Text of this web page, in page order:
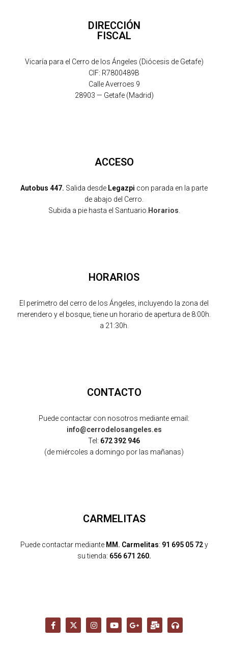
DIRECCIÓN
FISCAL
Vicaría para el Cerro de los Ángeles (Diócesis de Getafe)
CIF: R7800489B
Calle Averroes 9
28903 — Getafe (Madrid)
ACCESO
Autobus 447. Salida desde Legazpi con parada en la parte
de abajo del Cerro.
Subida a pie hasta el Santuario. Horarios
HORARIOS
El perímetro del cerro de los Ángeles, incluyendo la zona del
merendero y el bosque, tiene un horario de apertura de 8:00h.
a 21:30h.
CONTACTO
Puede contactar con nosotros mediante email:
info@cerrodelosangeles.es
Tel: 672 392 946
(de miércoles a domingo por las mañanas)
CARMELITAS
Puede contactar medianteMM. Carmelitas: 91 695 05 72y
su tienda: 656 671 260.